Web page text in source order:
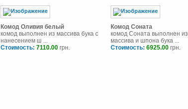
Комод Оливия белый
комод выполнен из массива бука с
нанесением ш ...
Стоимость: 7110.00 грн.
Комод Соната
комод Соната выполнен из
массива и шпона бука ...
Стоимость: 6925.00 грн.